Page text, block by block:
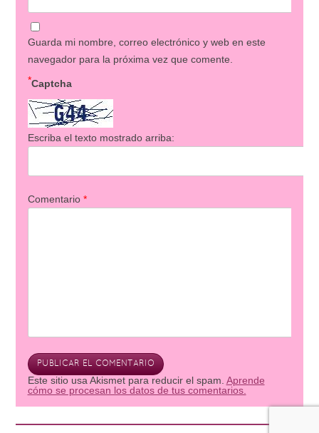
Guarda mi nombre, correo electrónico y web en este
navegador para la próxima vez que comente.
Captcha
*
Escriba el texto mostrado arriba:
Comentario *
Este sitio usa Akismet para reducir el spam. Aprende
cómo se procesan los datos de tus comentarios.